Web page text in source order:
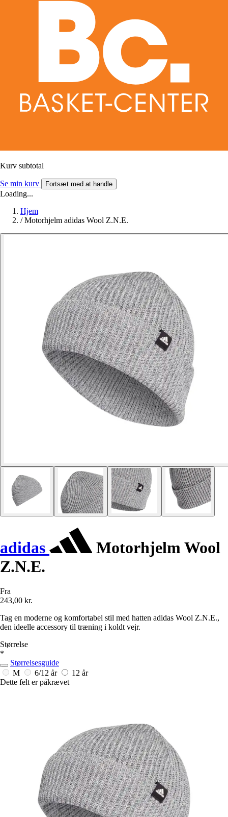
Kurv subtotal
Se min kurv Fortsæt med at handle
Loading...
Hjem
/ Motorhjelm adidas Wool Z.N.E.
adidas
Motorhjelm Wool
Z.N.E.
Fra
243,00 kr.
Tag en moderne og komfortabel stil med hatten adidas Wool Z.N.E.,
den ideelle accessory til træning i koldt vejr.
Størrelse
*
Størrelsesguide
M
6/12 år
12 år
Dette felt er påkrævet